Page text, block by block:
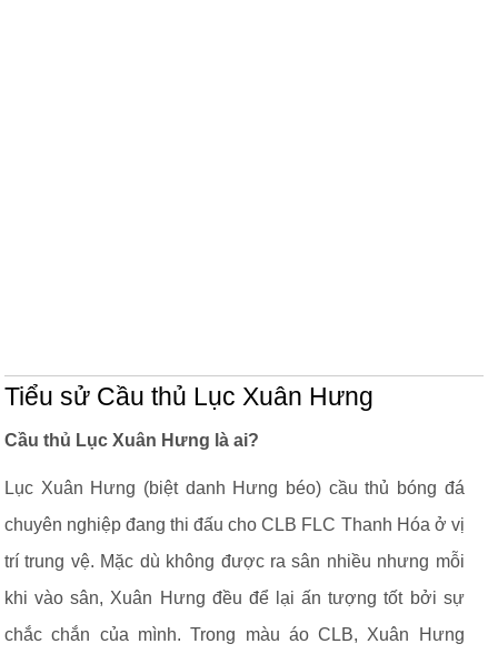
Tiểu sử Cầu thủ Lục Xuân Hưng
Cầu thủ Lục Xuân Hưng là ai?
Lục Xuân Hưng (biệt danh Hưng béo) cầu thủ bóng đá
chuyên nghiệp đang thi đấu cho CLB FLC Thanh Hóa ở vị
trí trung vệ. Mặc dù không được ra sân nhiều nhưng mỗi
khi vào sân, Xuân Hưng đều để lại ấn tượng tốt bởi sự
chắc chắn của mình. Trong màu áo CLB, Xuân Hưng